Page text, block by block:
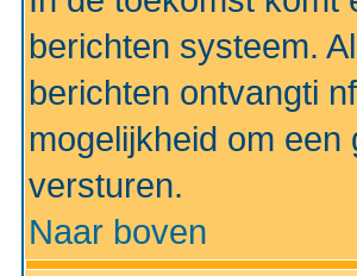
berichten systeem.
berichten ontvangti
mogelijkheid om
versturen.
Naar boven